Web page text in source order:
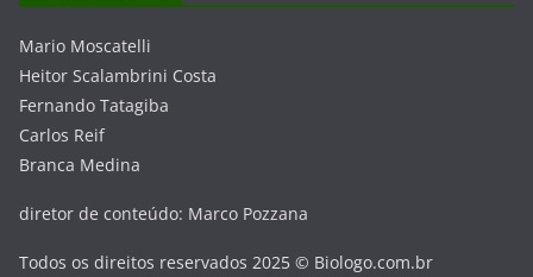
Mario Moscatelli
Heitor Scalambrini Costa
Fernando Tatagiba
Carlos Reif
Branca Medina
diretor de conteúdo: Marco Pozzana
Todos os direitos reservados 2025 © Biologo.com.br